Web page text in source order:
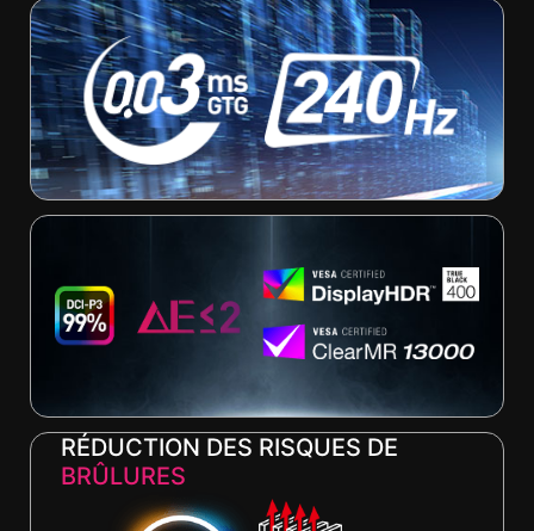
RÉDUCTION DES RISQUES DE
BRÛLURES